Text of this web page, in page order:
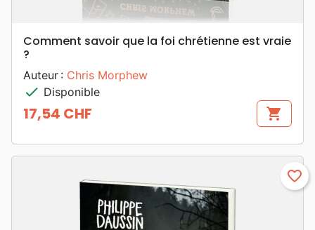
Comment savoir que la foi chrétienne est vraie
?
Auteur : Chris Morphew
check Disponible
Prix
17,54 CHF shopping_cart
favorite_border